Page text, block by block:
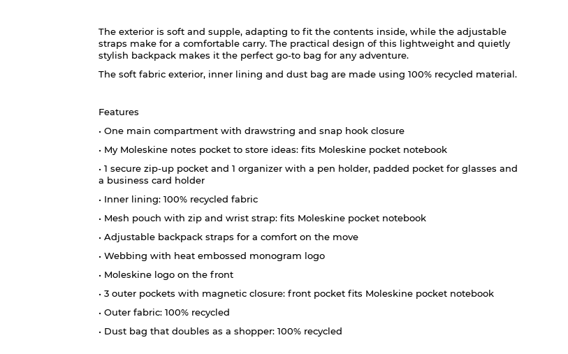
The exterior is soft and supple, adapting to fit the contents inside, while the adjustable
straps make for a comfortable carry. The practical design of this lightweight and quietly
stylish backpack makes it the perfect go-to bag for any adventure.
The soft fabric exterior, inner lining and dust bag are made using 100% recycled material.
Features
• One main compartment with drawstring and snap hook closure
• My Moleskine notes pocket to store ideas: fits Moleskine pocket notebook
• 1 secure zip-up pocket and 1 organizer with a pen holder, padded pocket for glasses and
a business card holder
• Inner lining: 100% recycled fabric
• Mesh pouch with zip and wrist strap: fits Moleskine pocket notebook
• Adjustable backpack straps for a comfort on the move
• Webbing with heat embossed monogram logo
• Moleskine logo on the front
• 3 outer pockets with magnetic closure: front pocket fits Moleskine pocket notebook
• Outer fabric: 100% recycled
• Dust bag that doubles as a shopper: 100% recycled